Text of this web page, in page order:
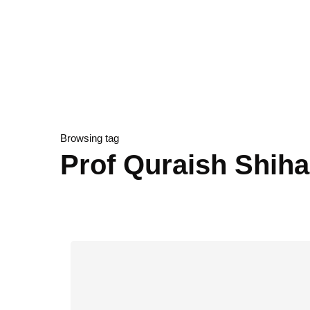
Browsing tag
Prof Quraish